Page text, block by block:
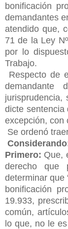
bonificación
demandantes
atendido que,
71 de la Ley
por lo
Trabajo.
Respecto de
demandante
dicte sentencia
excepción, con
Se ordenó
Primero: Que,
derecho que
determinar que
bonificación
19.933,
común,
lo que, no le